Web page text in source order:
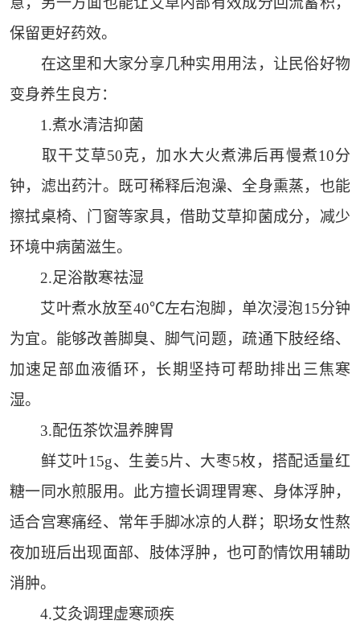
保留更好药效。
在这里和大家分享几种实用用法，让民俗好物
变身养生良方：
1.煮水清洁抑菌
取干艾草50克，加水大火煮沸后再慢煮10分
钟，滤出药汁。既可稀释后泡澡、全身熏蒸，也能
擦拭桌椅、门窗等家具，借助艾草抑菌成分，减少
环境中病菌滋生。
2.足浴散寒祛湿
艾叶煮水放至40℃左右泡脚，单次浸泡15分钟
为宜。能够改善脚臭、脚气问题，疏通下肢经络、
加速足部血液循环，长期坚持可帮助排出三焦寒
湿。
3.配伍茶饮温养脾胃
鲜艾叶15g、生姜5片、大枣5枚，搭配适量红
糖一同水煎服用。此方擅长调理胃寒、身体浮肿，
适合宫寒痛经、常年手脚冰凉的人群；职场女性熬
夜加班后出现面部、肢体浮肿，也可酌情饮用辅助
消肿。
4.艾灸调理虚寒顽疾